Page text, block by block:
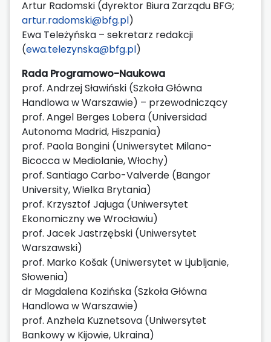
Artur Radomski (dyrektor Biura Zarządu BFG;
artur.radomski@bfg.pl)
Ewa Teleżyńska – sekretarz redakcji
(ewa.telezynska@bfg.pl)
Rada Programowo-Naukowa
prof. Andrzej Sławiński (Szkoła Główna
Handlowa w Warszawie) – przewodniczący
prof. Angel Berges Lobera (Universidad
Autonoma Madrid, Hiszpania)
prof. Paola Bongini (Uniwersytet Milano-
Bicocca w Mediolanie, Włochy)
prof. Santiago Carbo-Valverde (Bangor
University, Wielka Brytania)
prof. Krzysztof Jajuga (Uniwersytet
Ekonomiczny we Wrocławiu)
prof. Jacek Jastrzębski (Uniwersytet
Warszawski)
prof. Marko Košak (Uniwersytet w Ljubljanie,
Słowenia)
dr Magdalena Kozińska (Szkoła Główna
Handlowa w Warszawie)
prof. Anzhela Kuznetsova (Uniwersytet
Bankowy w Kijowie, Ukraina)